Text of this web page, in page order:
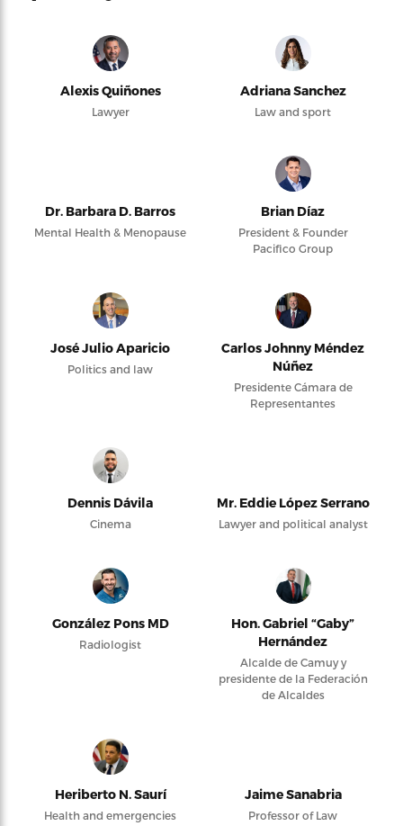
Alexis Quiñones
Lawyer
Adriana Sanchez
Law and sport
Dr. Barbara D. Barros
Mental Health & Menopause
Brian Díaz
President & Founder
Pacifico Group
José Julio Aparicio
Politics and law
Carlos Johnny Méndez
Núñez
Presidente Cámara de
Representantes
Dennis Dávila
Cinema
Mr. Eddie López Serrano
Lawyer and political analyst
González Pons MD
Radiologist
Hon. Gabriel “Gaby”
Hernández
Alcalde de Camuy y
presidente de la Federación
de Alcaldes
Heriberto N. Saurí
Health and emergencies
Jaime Sanabria
Professor of Law